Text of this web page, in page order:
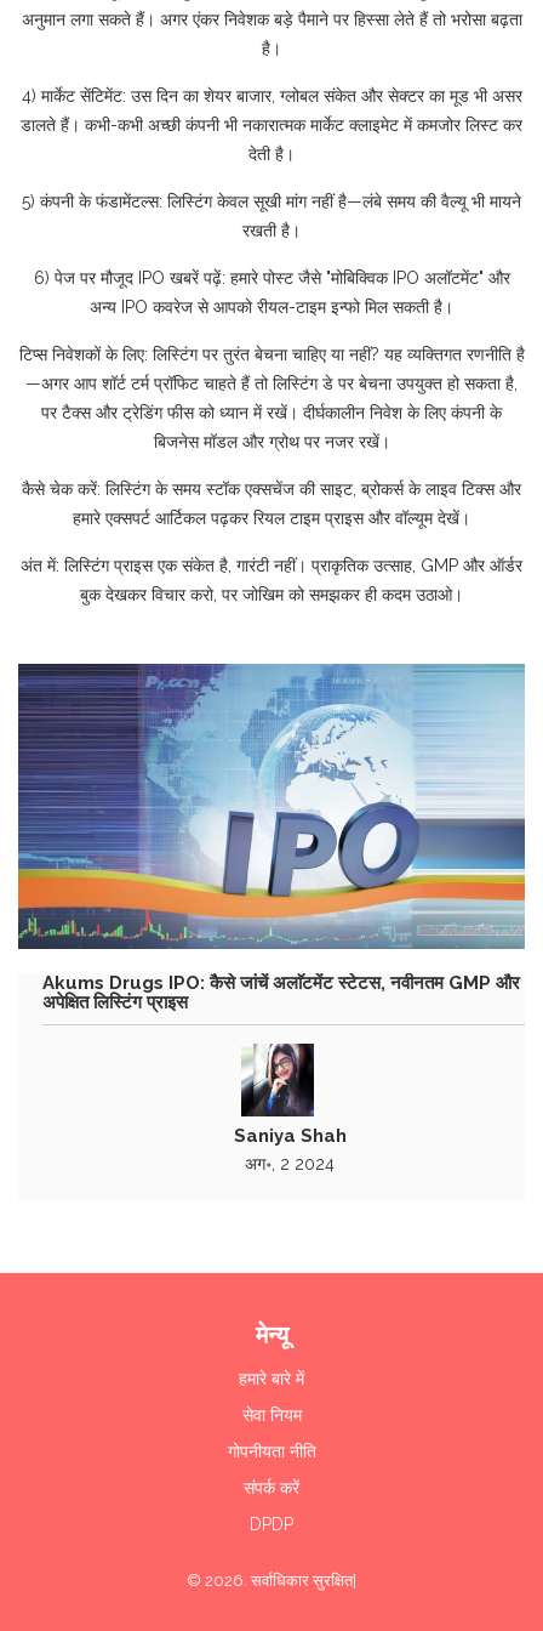
अनुमान लगा सकते हैं। अगर एंकर निवेशक बड़े पैमाने पर हिस्सा लेते हैं तो भरोसा बढ़ता
है।
4) मार्केट सेंटिमेंट: उस दिन का शेयर बाजार, ग्लोबल संकेत और सेक्टर का मूड भी असर
डालते हैं। कभी-कभी अच्छी कंपनी भी नकारात्मक मार्केट क्लाइमेट में कमजोर लिस्ट कर
देती है।
5) कंपनी के फंडामेंटल्स: लिस्टिंग केवल सूखी मांग नहीं है—लंबे समय की वैल्यू भी मायने
रखती है।
6) पेज पर मौजूद IPO खबरें पढ़ें: हमारे पोस्ट जैसे "मोबिक्विक IPO अलॉटमेंट" और
अन्य IPO कवरेज से आपको रीयल-टाइम इन्फो मिल सकती है।
टिप्स निवेशकों के लिए: लिस्टिंग पर तुरंत बेचना चाहिए या नहीं? यह व्यक्तिगत रणनीति है
—अगर आप शॉर्ट टर्म प्रॉफिट चाहते हैं तो लिस्टिंग डे पर बेचना उपयुक्त हो सकता है,
पर टैक्स और ट्रेडिंग फीस को ध्यान में रखें। दीर्घकालीन निवेश के लिए कंपनी के
बिजनेस मॉडल और ग्रोथ पर नजर रखें।
कैसे चेक करें: लिस्टिंग के समय स्टॉक एक्सचेंज की साइट, ब्रोकर्स के लाइव टिक्स और
हमारे एक्सपर्ट आर्टिकल पढ़कर रियल टाइम प्राइस और वॉल्यूम देखें।
अंत में: लिस्टिंग प्राइस एक संकेत है, गारंटी नहीं। प्राकृतिक उत्साह, GMP और ऑर्डर
बुक देखकर विचार करो, पर जोखिम को समझकर ही कदम उठाओ।
Akums Drugs IPO: कैसे जांचें अलाॅटमेंट स्टेटस, नवीनतम GMP और
अपेक्षित लिस्टिंग प्राइस
Saniya Shah
अग॰, 2 2024
मेन्यू
हमारे बारे में
सेवा नियम
गोपनीयता नीति
संपर्क करें
DPDP
© 2026. सर्वाधिकार सुरक्षित|